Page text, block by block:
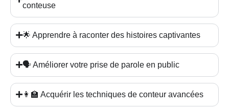
conteuse
🌟 Apprendre à raconter des histoires captivantes
🗣️ Améliorer votre prise de parole en public
👩‍🏫 Acquérir les techniques de conteur avancées